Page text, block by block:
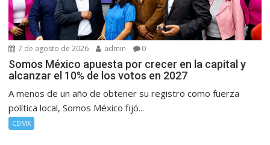
7 de agosto de 2026 admin 0
Somos México apuesta por crecer en la capital y
alcanzar el 10% de los votos en 2027
A menos de un año de obtener su registro como fuerza
política local, Somos México fijó...
CDMX